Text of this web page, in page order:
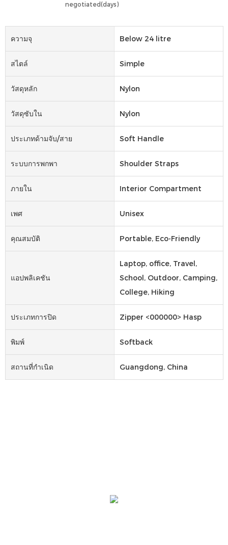
negotiated(days)
ความจุ Below 24 litre
สไตล์ Simple
วัสดุหลัก Nylon
วัสดุซับใน Nylon
ประเภทด้ามจับ/สาย Soft Handle
ระบบการพกพา Shoulder Straps
ภายใน Interior Compartment
เพศ Unisex
คุณสมบัติ Portable, Eco-Friendly
แอปพลิเคชัน
Laptop, office, Travel,
School, Outdoor, Camping,
College, Hiking
ประเภทการปิด Zipper <000000> Hasp
พิมพ์ Softback
สถานที่กำเนิด Guangdong, China